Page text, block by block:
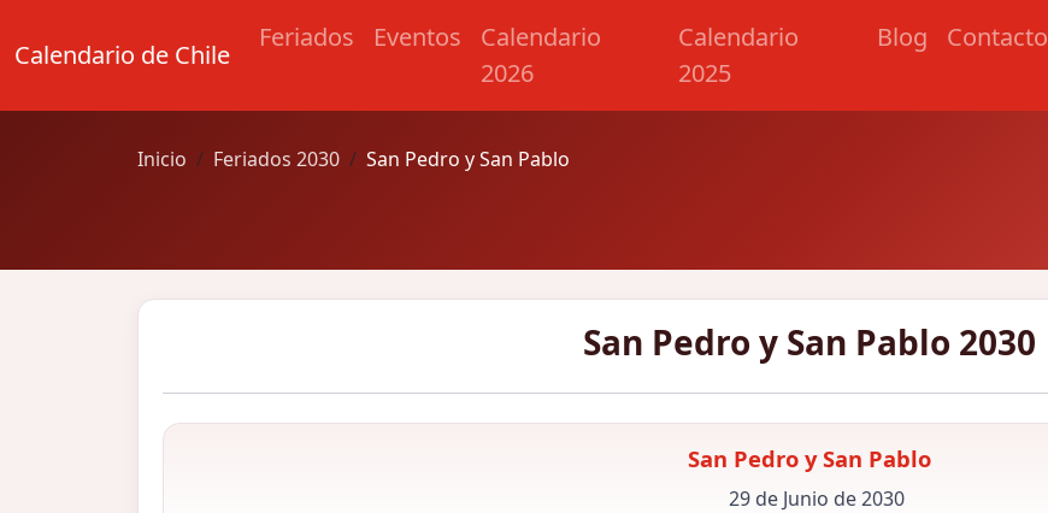
Calendario de Chile
Feriados Eventos
Calendario
2026
Calendario
2025
Blog Contacto
Inicio Feriados 2030 San Pedro y San Pablo
San Pedro y San Pablo 2030
San Pedro y San Pablo
29 de Junio de 2030